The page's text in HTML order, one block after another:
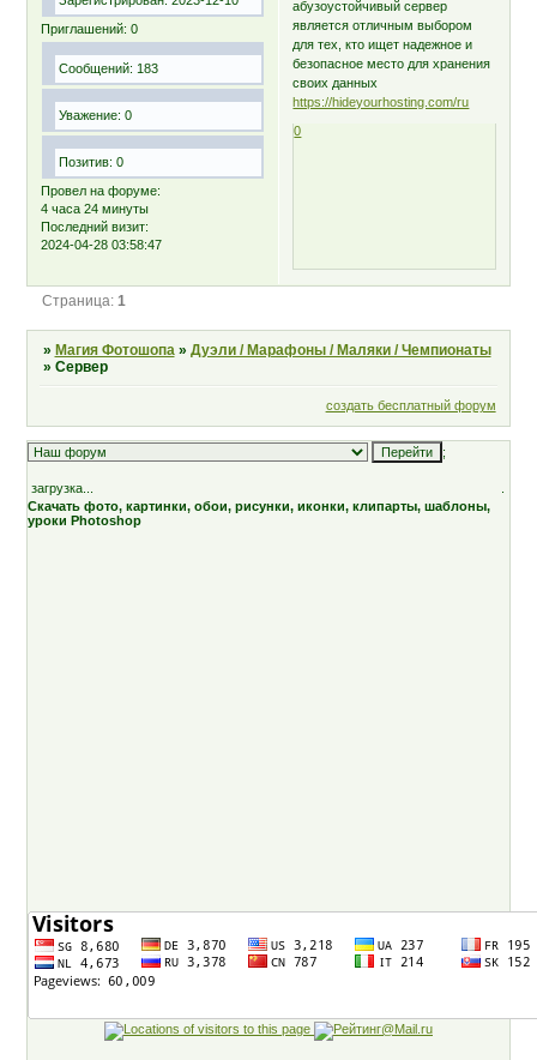
Приглашений: 0
Сообщений: 183
Уважение: 0
Позитив: 0
Провел на форуме:
4 часа 24 минуты
Последний визит:
2024-04-28 03:58:47
абузоустойчивый сервер
является отличным выбором
для тех, кто ищет надежное и
безопасное место для хранения
своих данных
https://hideyourhosting.com/ru
0
Страница: 1
» Магия Фотошопа » Дуэли / Марафоны / Маляки / Чемпионаты
» Сервер
создать бесплатный форум
;
загрузка...
Скачать фото, картинки, обои, рисунки, иконки, клипарты, шаблоны,
уроки Photoshop